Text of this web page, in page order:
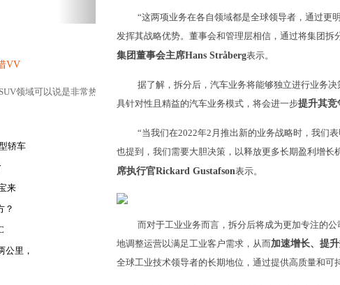
VV
领域可以说是非常热闹，领克、哈弗、长安、奇瑞均拿出了自己...
轿车
来
？
公里，
“这两项业务在各自领域都是全球领导者，通过更
发挥其战略优势。董事会和管理层相信，通过将集团
集团董事会主席Hans Stråberg表示。
据了解，拆分后，汽车业务将能够独立进行业务
具针对性且精益的汽车业务模式，将会进一步提升其竞
“当我们在2022年2月推出新的业务战略时，我们
也提到，我们需要大胆决策，以释放更多长期盈利增
席执行官Rickard Gustafson表示。
而对于工业业务而言，拆分后将成为更加专注的
地调整运营以满足工业客户需求，从而加速增长、提
全球工业技术领导者的长期地位，通过提供高质量和可